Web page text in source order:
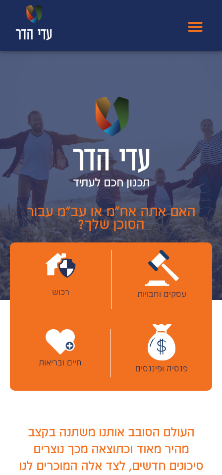
תכנון חכם לעתיד
האם אתה אח"מ או עב"מ עבור
הסוכן שלך?
עסקים וחבויות רכוש
פנסיה ופיננסים
חיים ובריאות
העולם הסובב אותנו משתנה בקצב
מהיר מאוד וכתוצאה מכך נוצרים
סיכונים חדשים, לצד אלה המוכרים לנו